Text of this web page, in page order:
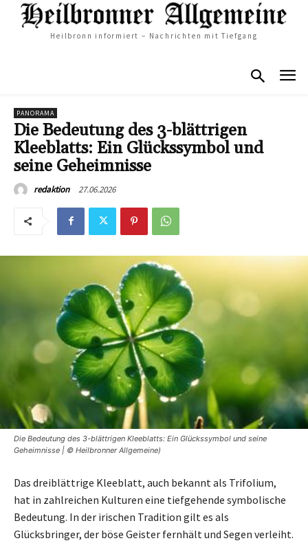
Heilbronn informiert – Nachrichten mit Tiefgang
PANORAMA
Die Bedeutung des 3-blättrigen
Kleeblatts: Ein Glückssymbol und
seine Geheimnisse
redaktion 27.06.2026
Die Bedeutung des 3-blättrigen Kleeblatts: Ein Glückssymbol und seine
Geheimnisse | © Heilbronner Allgemeine)
Das dreiblättrige Kleeblatt, auch bekannt als Trifolium,
hat in zahlreichen Kulturen eine tiefgehende symbolische
Bedeutung. In der irischen Tradition gilt es als
Glücksbringer, der böse Geister fernhält und Segen verleiht.